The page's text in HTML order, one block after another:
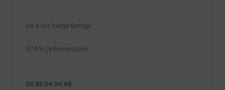
24 A, rue Sarda Garriga
97419 La Possession
02.62.54.94.48